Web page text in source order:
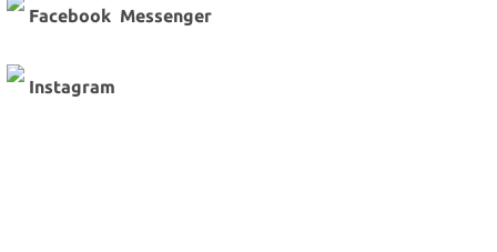
Facebook Messenger
Instagram